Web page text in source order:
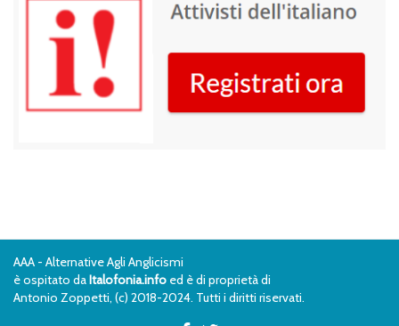
AAA - Alternative Agli Anglicismi
è ospitato daItalofonia.info ed è di proprietà di
Antonio Zoppetti, (c) 2018-2024. Tutti i diritti riservati.